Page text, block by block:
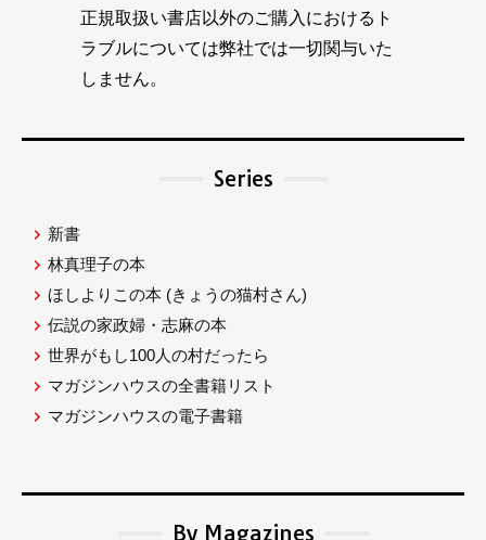
正規取扱い書店以外のご購入におけるト
ラブルについては弊社では一切関与いた
しません。
Series
新書
林真理子の本
ほしよりこの本 (きょうの猫村さん)
伝説の家政婦・志麻の本
世界がもし100人の村だったら
マガジンハウスの全書籍リスト
マガジンハウスの電子書籍
By Magazines